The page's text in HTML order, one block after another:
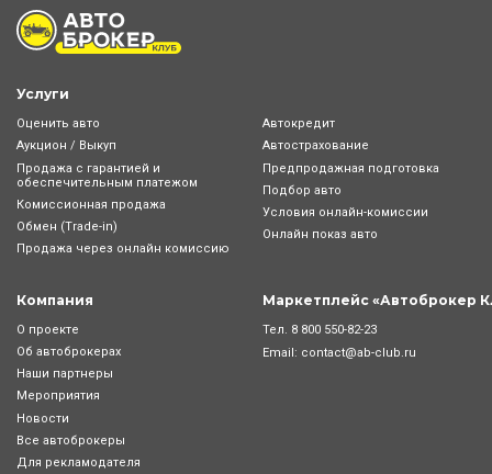
Услуги
Оценить авто
Аукцион / Выкуп
Продажа с гарантией и
обеспечительным платежом
Комиссионная продажа
Обмен (Trade-in)
Продажа через онлайн комиссию
Автокредит
Автострахование
Предпродажная подготовка
Подбор авто
Условия онлайн-комиcсии
Онлайн показ авто
Компания
О проекте
Об автоброкерах
Наши партнеры
Мероприятия
Новости
Все автоброкеры
Для рекламодателя
Маркетплейс «Автоброкер
Тел. 8 800 550-82-23
Email: contact@ab-club.ru